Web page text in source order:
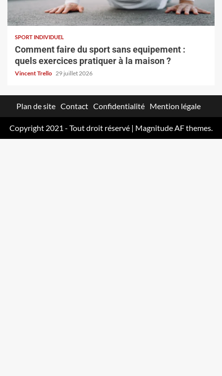
SPORT INDIVIDUEL
Comment faire du sport sans equipement :
quels exercices pratiquer à la maison ?
Vincent Trello 29 juillet 2026
Plan de site Contact Confidentialité Mention légale
Copyright 2021 - Tout droit réservé | MagnitudeAF themes.